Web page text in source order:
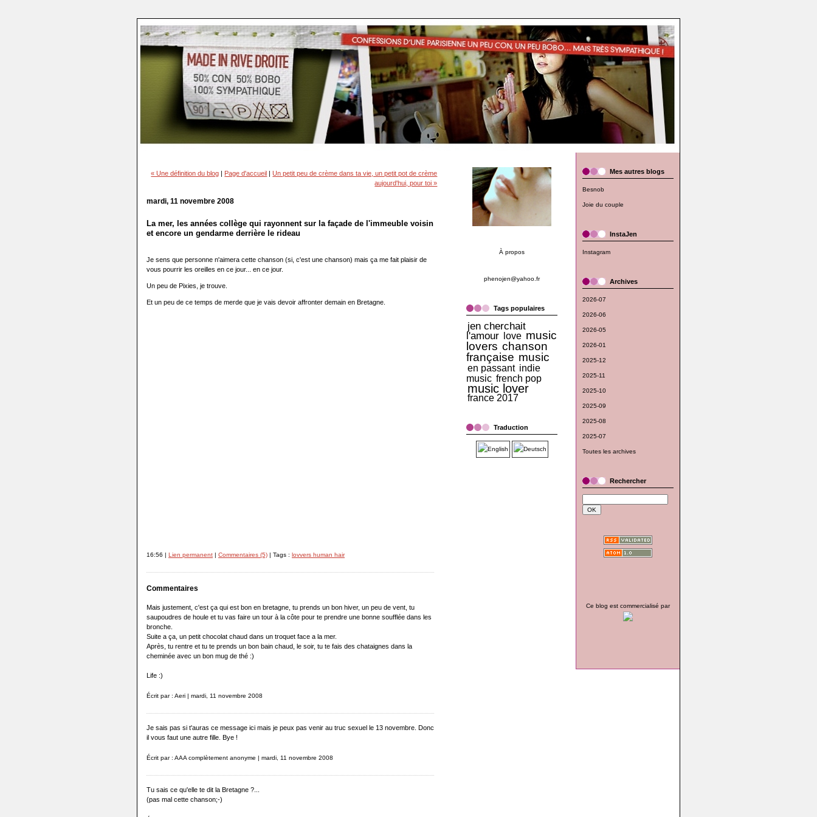
« Une définition du blog | Page d'accueil |Un petit peu de crème dans ta vie, un petit pot de crème
aujourd'hui, pour toi »
mardi, 11 novembre 2008
La mer, les années collège qui rayonnent sur la façade de l'immeuble voisin
et encore un gendarme derrière le rideau
Je sens que personne n'aimera cette chanson (si, c'est une chanson) mais ça me fait plaisir de
vous pourrir les oreilles en ce jour... en ce jour.
Un peu de Pixies, je trouve.
Et un peu de ce temps de merde que je vais devoir affronter demain en Bretagne.
16:56 | Lien permanent | Commentaires (5) | Tags : lovvers human hair
Commentaires
Mais justement, c'est ça qui est bon en bretagne, tu prends un bon hiver, un peu de vent, tu
saupoudres de houle et tu vas faire un tour à la côte pour te prendre une bonne soufflée dans les
bronche.
Suite a ça, un petit chocolat chaud dans un troquet face a la mer.
Après, tu rentre et tu te prends un bon bain chaud, le soir, tu te fais des chataignes dans la
cheminée avec un bon mug de thé :)
Life :)
Écrit par : Aeri | mardi, 11 novembre 2008
Je sais pas si t'auras ce message ici mais je peux pas venir au truc sexuel le 13 novembre. Donc
il vous faut une autre fille. Bye !
Écrit par : AAA complètement anonyme | mardi, 11 novembre 2008
Tu sais ce qu'elle te dit la Bretagne ?...
(pas mal cette chanson;-)
À propos
phenojen@yahoo.fr
Tags populaires
jen cherchait
l'amour
love music
lovers chanson
française music
en passant indie
music french pop
music lover
france 2017
Traduction
Mes autres blogs
Besnob
Joie du couple
InstaJen
Instagram
Archives
2026-07
2026-06
2026-05
2026-01
2025-12
2025-11
2025-10
2025-09
2025-08
2025-07
Toutes les archives
Rechercher
Ce blog est commercialisé par